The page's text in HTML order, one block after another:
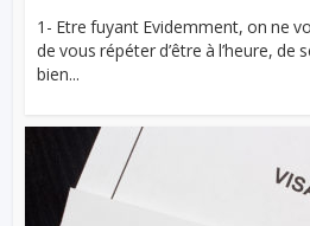
1- Etre fuyant Evidemment, on ne
de vous répéter d’être à l’heure, de
bien...